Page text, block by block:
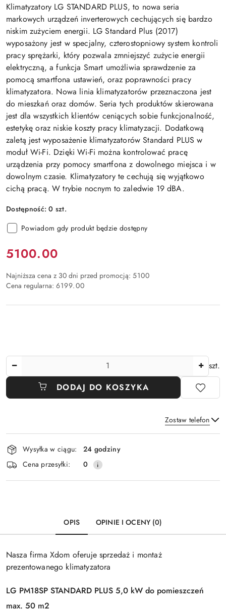
Klimatyzatory LG STANDARD PLUS, to nowa seria
markowych urządzeń inverterowych cechujących się bardzo
niskim zużyciem energii. LG Standard Plus (2017)
wyposażony jest w specjalny, czterostopniowy system kontroli
pracy sprężarki, który pozwala zmniejszyć zużycie energii
elektryczną, a funkcja Smart umożliwia sprawdzenie za
pomocą smartfona ustawień, oraz poprawności pracy
klimatyzatora. Nowa linia klimatyzatorów przeznaczona jest
do mieszkań oraz domów. Seria tych produktów skierowana
jest dla wszystkich klientów ceniących sobie funkcjonalność,
estetykę oraz niskie koszty pracy klimatyzacji. Dodatkową
zaletą jest wyposażenie klimatyzatorów Standard PLUS w
moduł Wi-Fi. Dzięki Wi-Fi można kontrolować pracę
urządzenia przy pomocy smartfona z dowolnego miejsca i w
dowolnym czasie. Klimatyzatory te cechują się wyjątkowo
cichą pracą. W trybie nocnym to zaledwie 19 dBA.
Dostępność:0 szt.
Powiadom gdy produkt będzie dostępny
Cena:
5100.00
Najniższa cena z 30 dni przed promocją: 5100
Cena regularna: 6199.00
szt.
DODAJ DO KOSZYKA
Zostaw telefon
Wyślij
Dostępność
i
dostawa
Wysyłka w ciągu:
24 godziny
Cena przesyłki:
0
OPIS OPINIE I OCENY (0)
Nasza firma Xdom oferuje sprzedaż i montaż
prezentowanego klimatyzatora
LG PM18SP STANDARD PLUS 5,0 kW do pomieszczeń
max. 50 m2